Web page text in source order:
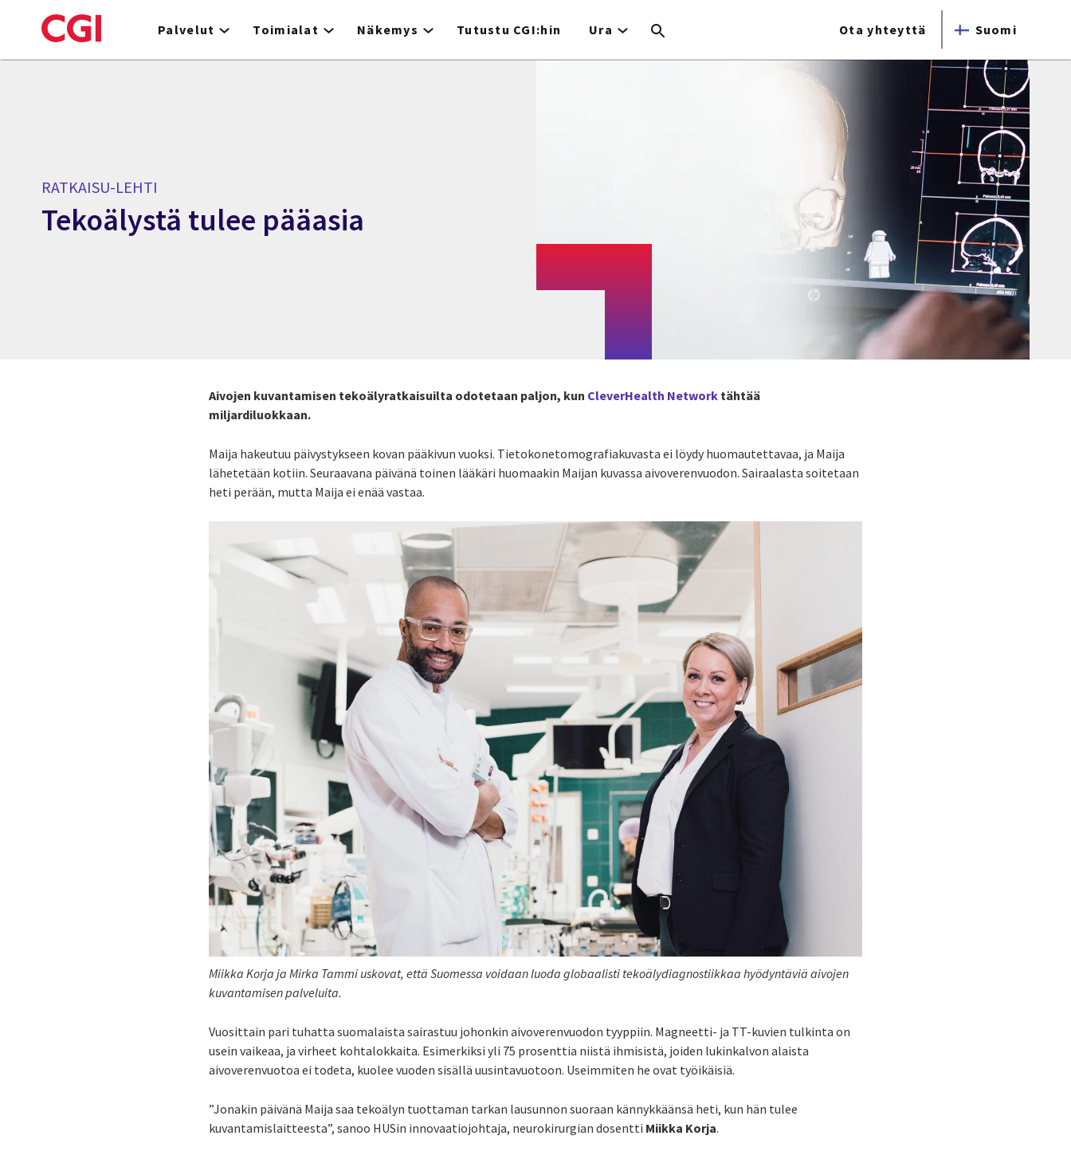
to
Palvelut Toimialat Näkemys Tutustu CGI:hin Ura Ota yhteyttä Suomi
RATKAISU-LEHTI
Tekoälystä tulee pääasia
Aivojen kuvantamisen tekoälyratkaisuilta odotetaan paljon, kun CleverHealth Network tähtää
miljardiluokkaan.
Maija hakeutuu päivystykseen kovan pääkivun vuoksi. Tietokonetomografiakuvasta ei löydy huomautettavaa, ja Maija
lähetetään kotiin. Seuraavana päivänä toinen lääkäri huomaakin Maijan kuvassa aivoverenvuodon. Sairaalasta soitetaan
heti perään, mutta Maija ei enää vastaa.
Miikka Korja ja Mirka Tammi uskovat, että Suomessa voidaan luoda globaalisti tekoälydiagnostiikkaa hyödyntäviä aivojen
kuvantamisen palveluita.
Vuosittain pari tuhatta suomalaista sairastuu johonkin aivoverenvuodon tyyppiin. Magneetti- ja TT-kuvien tulkinta on
usein vaikeaa, ja virheet kohtalokkaita. Esimerkiksi yli 75 prosenttia niistä ihmisistä, joiden lukinkalvon alaista
aivoverenvuotoa ei todeta, kuolee vuoden sisällä uusintavuotoon. Useimmiten he ovat työikäisiä.
”Jonakin päivänä Maija saa tekoälyn tuottaman tarkan lausunnon suoraan kännykkäänsä heti, kun hän tulee
kuvantamislaitteesta”, sanoo HUSin innovaatiojohtaja, neurokirurgian dosentti Miikka Korja.